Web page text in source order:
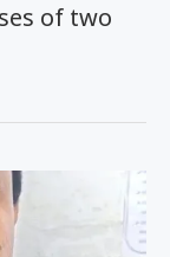
of two